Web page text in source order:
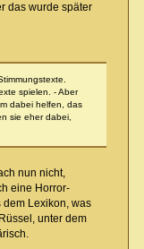
das wurde später
spielen. - Aber
dabei helfen, das
sie eher dabei,
nun nicht,
eine Horror-
dem Lexikon, was
unter dem